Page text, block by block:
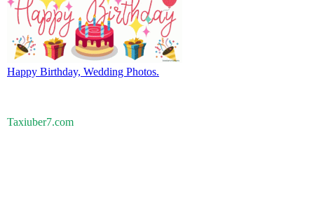
Happy Birthday, Wedding Photos.
Taxiuber7.com